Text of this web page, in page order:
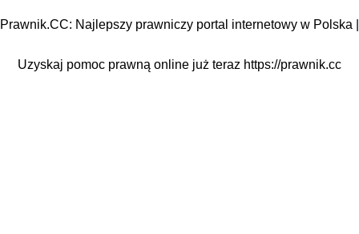
Prawnik.CC: Najlepszy prawniczy portal internetowy w Polska |
Uzyskaj pomoc prawną online już teraz https://prawnik.cc